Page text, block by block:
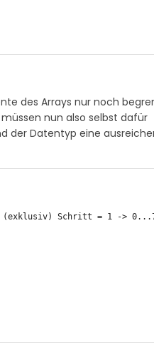
des Arrays nur noch
nun also selbst dafür
der Datentyp eine
(exklusiv) Schritt = 1 ->